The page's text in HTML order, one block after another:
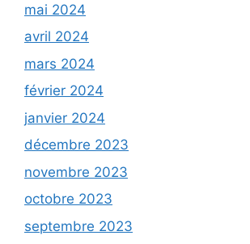
mai 2024
avril 2024
mars 2024
février 2024
janvier 2024
décembre 2023
novembre 2023
octobre 2023
septembre 2023